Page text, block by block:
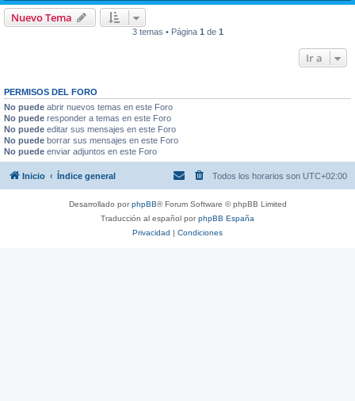
Nuevo Tema
3 temas • Página 1 de 1
Ir a
PERMISOS DEL FORO
No puede abrir nuevos temas en este Foro
No puede responder a temas en este Foro
No puede editar sus mensajes en este Foro
No puede borrar sus mensajes en este Foro
No puede enviar adjuntos en este Foro
Inicio Índice general Todos los horarios son UTC+02:00
Desarrollado porphpBB® Forum Software © phpBB Limited
Traducción al español porphpBB España
Privacidad | Condiciones